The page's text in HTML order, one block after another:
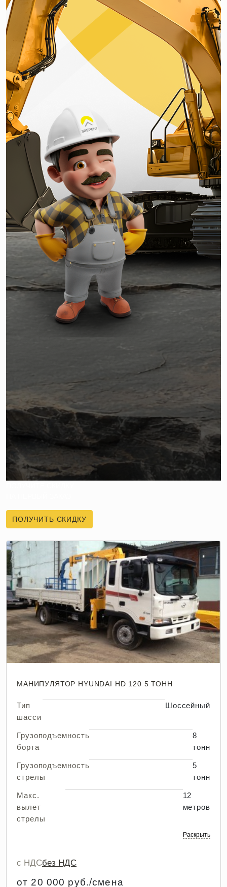
ПОЛУЧИТЬ СКИДКУ
МАНИПУЛЯТОР HYUNDAI HD 120 5 ТОНН
Тип
шасси
Шоссейный
Грузоподъемность
борта
8
тонн
Грузоподъемность
стрелы
5
тонн
Макс.
вылет
стрелы
12
метров
Раскрыть
с НДСбез НДС
от 20 000 руб./смена